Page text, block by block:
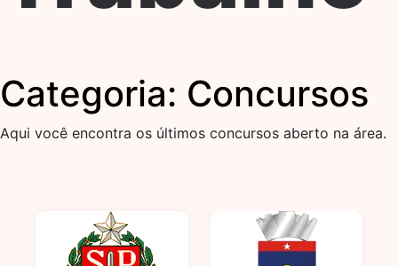
Categoria: Concursos
Aqui você encontra os últimos concursos aberto na área.